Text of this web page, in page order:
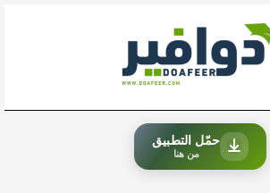
حمّل التطبيق
من هنا